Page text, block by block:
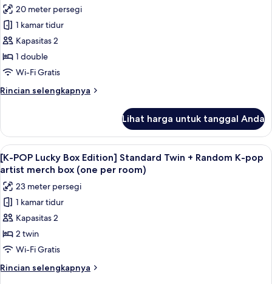
early/late
check
in/out
free
shuttle
service
+
snack
early/late
check
in/out
untuk
[K-
POP
Lucky
Box
Edition]
Standard
+
Random
K-
pop
artist
merch
box
(one
per
room)
20 meter persegi
1 kamar tidur
Kapasitas 2
1 double
Wi-Fi Gratis
Rincian selengkapnya
Rincian
[K-
POP
Lucky
Box
Standard
Double
+
Random
K-
artist
merch
box
Lihat harga untuk tanggal Anda
Lihat
semua
foto
untuk
[K-
POP
Lucky
Box
Edition]
Standard
Brankas, meja kerja, kedap suara,
6
[K-POP Lucky Box Edition] Standard Twin + Random K-pop
artist merch box (one per room)
23 meter persegi
1 kamar tidur
Kapasitas 2
2 twin
Wi-Fi Gratis
Rincian selengkapnya
Rincian